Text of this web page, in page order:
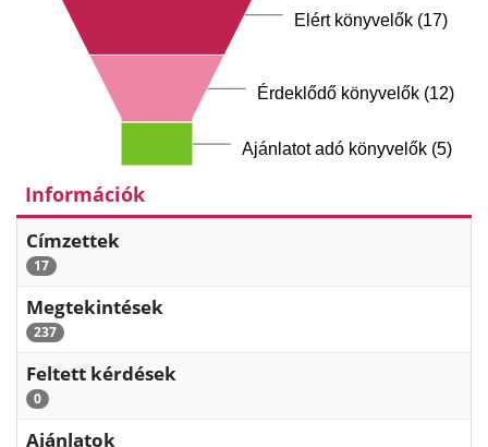
Elért könyvelők (17)
Érdeklődő könyvelők (12)
Ajánlatot adó könyvelők (5)
Információk
Címzettek
17
Megtekintések
237
Feltett kérdések
0
Ajánlatok